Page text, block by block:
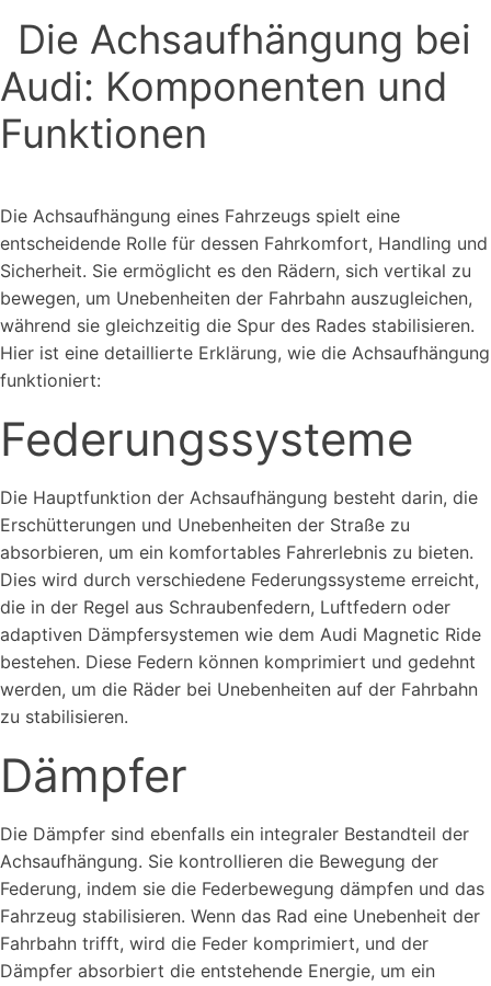
Die Achsaufhängung bei
Audi: Komponenten und
Funktionen
Die Achsaufhängung eines Fahrzeugs spielt eine
entscheidende Rolle für dessen Fahrkomfort, Handling und
Sicherheit. Sie ermöglicht es den Rädern, sich vertikal zu
bewegen, um Unebenheiten der Fahrbahn auszugleichen,
während sie gleichzeitig die Spur des Rades stabilisieren.
Hier ist eine detaillierte Erklärung, wie die Achsaufhängung
funktioniert:
Federungssysteme
Die Hauptfunktion der Achsaufhängung besteht darin, die
Erschütterungen und Unebenheiten der Straße zu
absorbieren, um ein komfortables Fahrerlebnis zu bieten.
Dies wird durch verschiedene Federungssysteme erreicht,
die in der Regel aus Schraubenfedern, Luftfedern oder
adaptiven Dämpfersystemen wie dem Audi Magnetic Ride
bestehen. Diese Federn können komprimiert und gedehnt
werden, um die Räder bei Unebenheiten auf der Fahrbahn
zu stabilisieren.
Dämpfer
Die Dämpfer sind ebenfalls ein integraler Bestandteil der
Achsaufhängung. Sie kontrollieren die Bewegung der
Federung, indem sie die Federbewegung dämpfen und das
Fahrzeug stabilisieren. Wenn das Rad eine Unebenheit der
Fahrbahn trifft, wird die Feder komprimiert, und der
Dämpfer absorbiert die entstehende Energie, um ein